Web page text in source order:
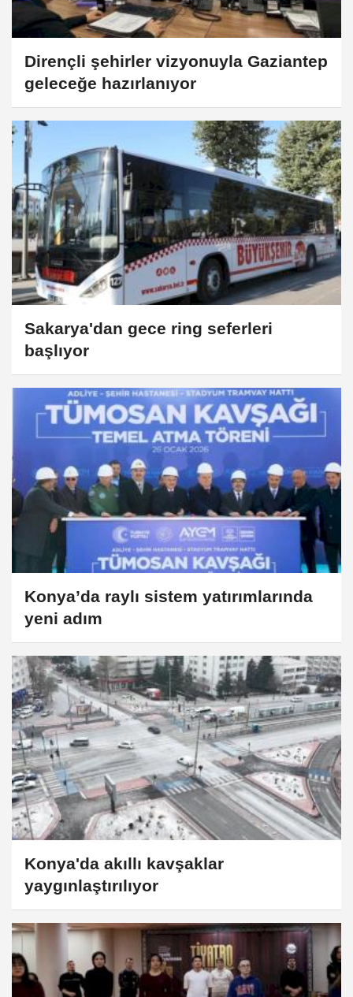
Dirençli şehirler vizyonuyla Gaziantep
geleceğe hazırlanıyor
Sakarya'dan gece ring seferleri
başlıyor
Konya’da raylı sistem yatırımlarında
yeni adım
Konya'da akıllı kavşaklar
yaygınlaştırılıyor